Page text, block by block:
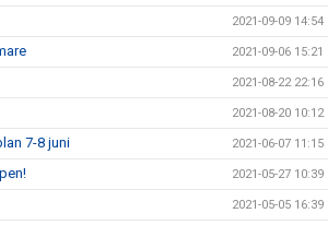
2021-09-09 14:54
2021-09-06 15:21
2021-08-22 22:16
2021-08-20 10:12
7-8 juni 2021-06-07 11:15
2021-05-27 10:39
2021-05-05 16:39